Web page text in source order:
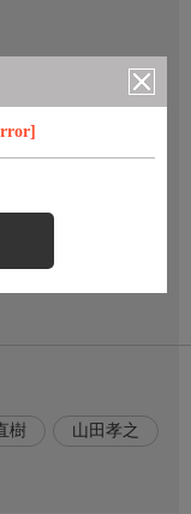
視聴
の生きものが暮らし
な「山」は野鳥の楽
ている。住宅街を流
ラサギが飛来。平た
樹 山田孝之